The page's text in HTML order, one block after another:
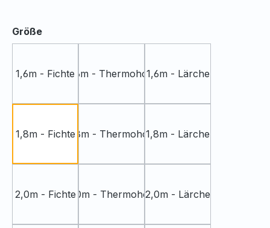
Größeauswählen
1,6m - Fichte1,6m - Thermoholz1,6m - Lärche
1,8m - Fichte1,8m - Thermoholz1,8m - Lärche
2,0m - Fichte2,0m - Thermoholz2,0m - Lärche